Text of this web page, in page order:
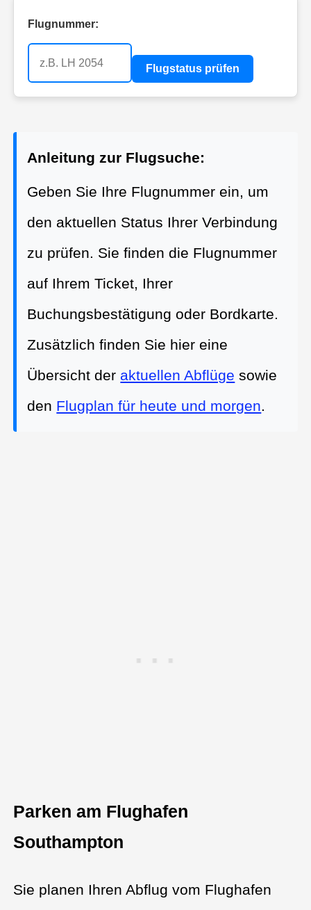
Flugnummer:
Flugstatus prüfen
Anleitung zur Flugsuche:
Geben Sie Ihre Flugnummer ein, um
den aktuellen Status Ihrer Verbindung
zu prüfen. Sie finden die Flugnummer
auf Ihrem Ticket, Ihrer
Buchungsbestätigung oder Bordkarte.
Zusätzlich finden Sie hier eine
Übersicht der aktuellen Abflüge sowie
den Flugplan für heute und morgen.
Parken am Flughafen
Southampton
Sie planen Ihren Abflug vom Flughafen